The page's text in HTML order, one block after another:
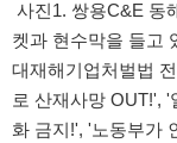
사진1. 쌍용C&E 동
켓과 현수막을 들고
대재해기업처벌법
로 산재사망 OUT!',
화 금지!', '노동부가